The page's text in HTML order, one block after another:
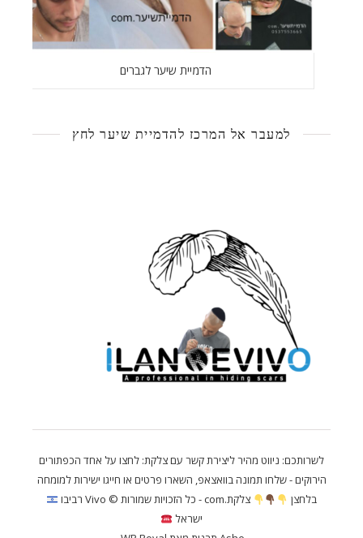
הדמיית שיער לגברים
למעבר אל המרכז להדמיית שיער לחץ
לשרותכם: ניווט מהיר ליצירת קשר עם צלקת: לחצו על אחד הכפתורים
הירוקים - שלחו תמונה בוואצאפ, השארו פרטים או חייגו ישירות למומחה
בלחצן
צלקת.com - כל הזכויות שמורות ©️
ישראל